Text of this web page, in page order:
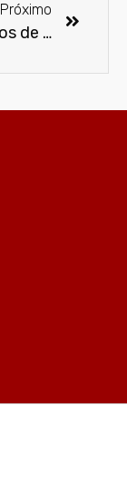
Próximo
Falta menos de um mês para a Comic Con Experience 2016